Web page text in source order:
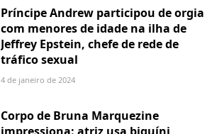
Príncipe Andrew participou de orgia
com menores de idade na ilha de
Jeffrey Epstein, chefe de rede de
tráfico sexual
4 de janeiro de 2024
Corpo de Bruna Marquezine